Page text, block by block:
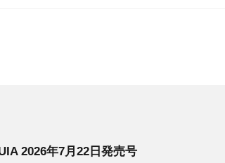
2026年7月22日発売号